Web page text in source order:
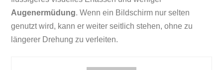
Augenermüdung. Wenn ein Bildschirm nur selten
genutzt wird, kann er weiter seitlich stehen, ohne zu
längerer Drehung zu verleiten.